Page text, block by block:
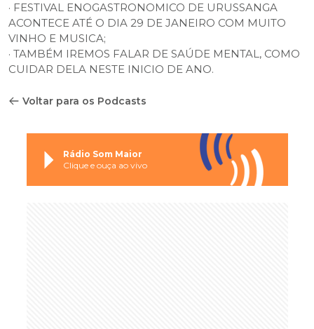
· FESTIVAL ENOGASTRONOMICO DE URUSSANGA
ACONTECE ATÉ O DIA 29 DE JANEIRO COM MUITO
VINHO E MUSICA;
· TAMBÉM IREMOS FALAR DE SAÚDE MENTAL, COMO
CUIDAR DELA NESTE INICIO DE ANO.
Voltar para os Podcasts
Rádio Som Maior
Clique e ouça ao vivo